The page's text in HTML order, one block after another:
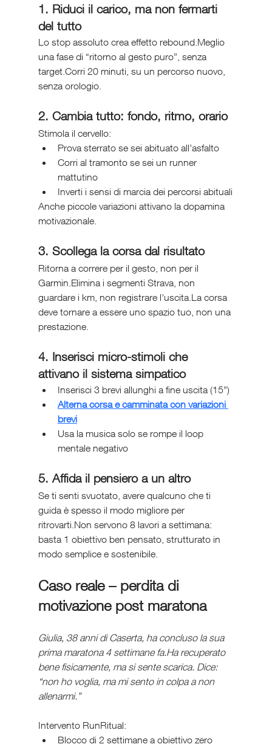
1. Riduci il carico, ma non fermarti
del tutto
Lo stop assoluto crea effetto rebound.Meglio
una fase di “ritorno al gesto puro”, senza
target.Corri 20 minuti, su un percorso nuovo,
senza orologio.
2. Cambia tutto: fondo, ritmo, orario
Stimola il cervello:
Prova sterrato se sei abituato all’asfalto
Corri al tramonto se sei un runner
mattutino
Inverti i sensi di marcia dei percorsi abituali
Anche piccole variazioni attivano la dopamina
motivazionale.
3. Scollega la corsa dal risultato
Ritorna a correre per il gesto, non per il
Garmin.Elimina i segmenti Strava, non
guardare i km, non registrare l’uscita.La corsa
deve tornare a essere uno spazio tuo, non una
prestazione.
4. Inserisci micro-stimoli che
attivano il sistema simpatico
Inserisci 3 brevi allunghi a fine uscita (15”)
Alterna corsa e camminata con variazioni
brevi
Usa la musica solo se rompe il loop
mentale negativo
5. Affida il pensiero a un altro
Se ti senti svuotato, avere qualcuno che ti
guida è spesso il modo migliore per
ritrovarti.Non servono 8 lavori a settimana:
basta 1 obiettivo ben pensato, strutturato in
modo semplice e sostenibile.
Caso reale – perdita di
motivazione post maratona
Giulia, 38 anni di Caserta, ha concluso la sua
prima maratona 4 settimane fa.Ha recuperato
bene fisicamente, ma si sente scarica. Dice:
“non ho voglia, ma mi sento in colpa a non
allenarmi.”
Intervento RunRitual:
Blocco di 2 settimane a obiettivo zero